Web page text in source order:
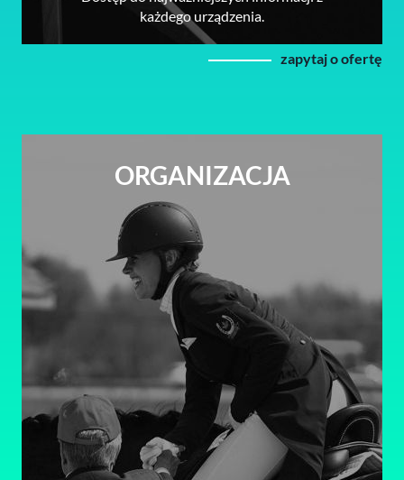
każdego urządzenia.
zapytaj o ofertę
ORGANIZACJA